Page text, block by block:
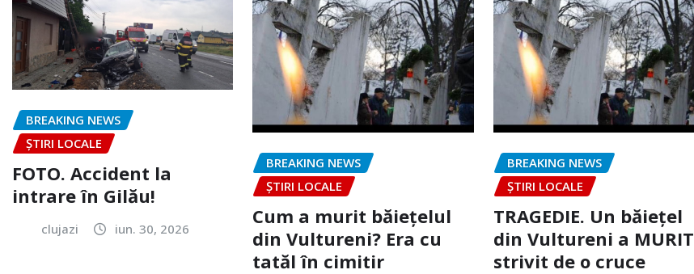
BREAKING NEWS
ȘTIRI LOCALE
FOTO. Accident la
intrare în Gilău!
clujazi iun. 30, 2026
BREAKING NEWS
ȘTIRI LOCALE
Cum a murit băiețelul
din Vultureni? Era cu
tatăl în cimitir
BREAKING NEWS
ȘTIRI LOCALE
TRAGEDIE. Un băiețel
din Vultureni a MURIT
strivit de o cruce